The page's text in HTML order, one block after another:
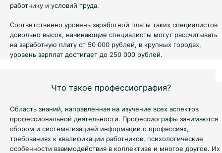
работнику и условий труда.
Соответственно уровень заработной платы таких специалистов
довольно высок, начинающие специалисты могут рассчитывать
на заработную плату от 50 000 рублей, в крупных городах,
уровень зарплат достигает до 250 000 рублей.
Что такое профессиография?
Область знаний, направленная на изучение всех аспектов
профессиональной деятельности. Профессиографы занимаются
сбором и систематизацией информации о профессиях,
требованиях к квалификации работников, психологические
особенности взаимодействия в коллективе и многое другое. Их